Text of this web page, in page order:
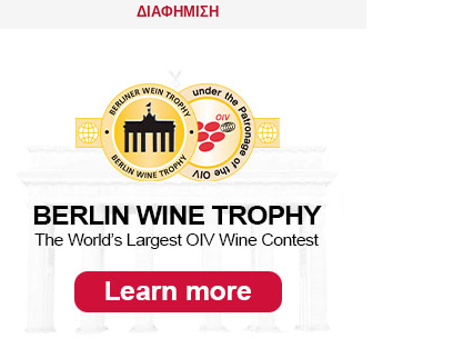
ΔΙΑΦΗΜΙΣΗ